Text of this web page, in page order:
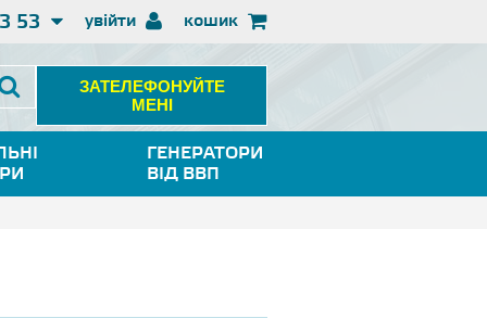
увійти
53 кошик
ЗАТЕЛЕФОНУЙТЕ
МЕНІ
ГЕНЕРАТОРИ
ВІД ВВП